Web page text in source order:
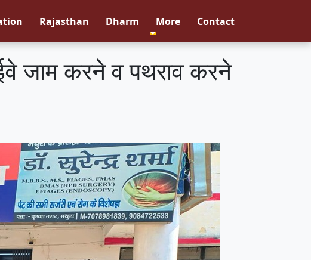
Rajasthan Dharm More Contact
जाम करने व पथराव करने